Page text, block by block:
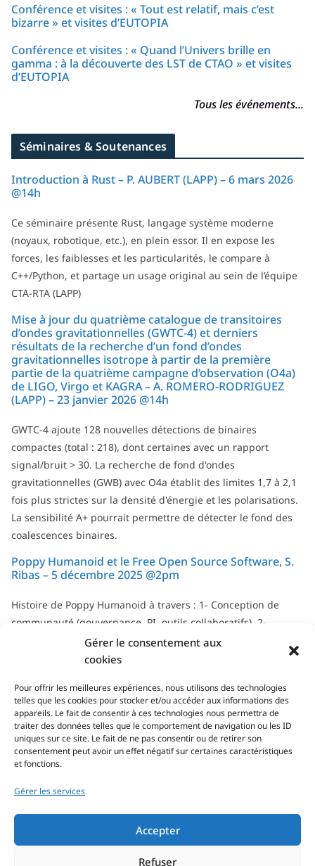
Gérer le consentement aux
cookies
Pour offrir les meilleures expériences, nous utilisons des technologies
telles que les cookies pour stocker et/ou accéder aux informations des
appareils. Le fait de consentir à ces technologies nous permettra de
traiter des données telles que le comportement de navigation ou les ID
uniques sur ce site. Le fait de ne pas consentir ou de retirer son
consentement peut avoir un effet négatif sur certaines caractéristiques
et fonctions.
Gérer les services
Accepter
Refuser
Conférence et visites : « Tout est relatif, mais c’est
bizarre » et visites d’EUTOPIA
Conférence et visites : « Quand l’Univers brille en
gamma : à la découverte des LST de CTAO » et visites
d’EUTOPIA
Tous les événements...
Séminaires & Soutenances
Introduction à Rust – P. AUBERT (LAPP) – 6 mars 2026
@14h
Ce séminaire présente Rust, langage système moderne
(noyaux, robotique, etc.), en plein essor. Il en expose les
forces, les faiblesses et les particularités, le compare à
C++/Python, et partage un usage original au sein de l’équipe
CTA-RTA (LAPP)
Mise à jour du quatrième catalogue de transitoires
d’ondes gravitationnelles (GWTC-4) et derniers
résultats de la recherche d’un fond d’ondes
gravitationnelles isotrope à partir de la première
partie de la quatrième campagne d’observation (O4a)
de LIGO, Virgo et KAGRA – A. ROMERO-RODRIGUEZ
(LAPP) – 23 janvier 2026 @14h
GWTC-4 ajoute 128 nouvelles détections de binaires
compactes (total : 218), dont certaines avec un rapport
signal/bruit > 30. La recherche de fond d'ondes
gravitationnelles (GWB) avec O4a établit des limites 1,7 à 2,1
fois plus strictes sur la densité d'énergie et les polarisations.
La sensibilité A+ pourrait permettre de détecter le fond des
coalescences binaires.
Poppy Humanoid et le Free Open Source Software, S.
Ribas – 5 décembre 2025 @2pm
Histoire de Poppy Humanoid à travers : 1- Conception de
communauté (gouvernance, PI, outils collaboratifs). 2-
Gestion de communauté : rôle et défis en science open
Tous les séminaires & soutenances...